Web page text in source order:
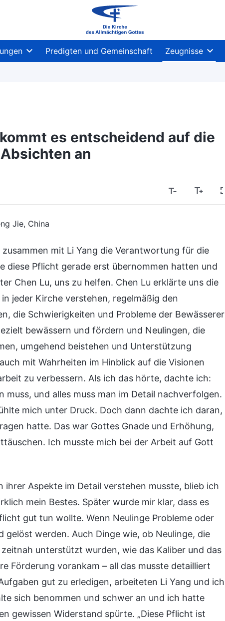
Predigten und Gemeinschaft Zeugnisse
es entscheidend auf die
an
Jie, China
zusammen mit Li Yang die Verantwortung für die
diese Pflicht gerade erst übernommen hatten und
Chen Lu, uns zu helfen. Chen Lu erklärte uns die
jeder Kirche verstehen, regelmäßig den
die Schwierigkeiten und Probleme der Bewässerer
bewässern und fördern und Neulingen, die
umgehend beistehen und Unterstützung
mit Wahrheiten im Hinblick auf die Visionen
zu verbessern. Als ich das hörte, dachte ich:
muss, und alles muss man im Detail nachverfolgen.
mich unter Druck. Doch dann dachte ich daran,
hatte. Das war Gottes Gnade und Erhöhung,
Ich musste mich bei der Arbeit auf Gott
Aspekte im Detail verstehen musste, blieb ich
mein Bestes. Später wurde mir klar, dass es
gut tun wollte. Wenn Neulinge Probleme oder
werden. Auch Dinge wie, ob Neulinge, die
unterstützt wurden, wie das Kaliber und das
Förderung vorankam – all das musste detailliert
gut zu erledigen, arbeiteten Li Yang und ich
sich benommen und schwer an und ich hatte
gewissen Widerstand spürte. „Diese Pflicht ist